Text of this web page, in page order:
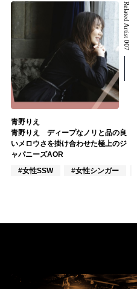
Related Artist 007
青野りえ
青野りえ ディープなノリと品の良
いメロウさを掛け合わせた極上のジ
ャパニーズAOR
#女性SSW
#女性シンガー